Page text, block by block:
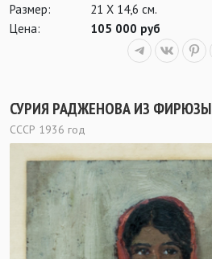
Размер:
21 Х 14,6 см.
Цена:
105 000 руб
СУРИЯ РАДЖЕНОВА ИЗ ФИРЮЗЫ
СССР 1936 год